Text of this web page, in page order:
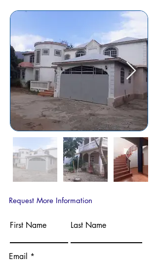
Request More Information
First Name Last Name
Email